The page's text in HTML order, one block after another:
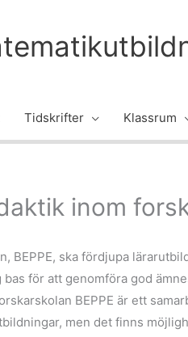
Tidskrifter Klassrum
inom
ska fördjupa
för att genomföra god
BEPPE är ett
men det finns